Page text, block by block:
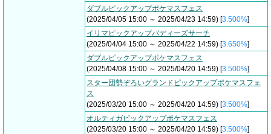
ダブルピックアップポケマスフェス
(2025/04/05 15:00 ～ 2025/04/23 14:59) [3.500%]
イリマピックアップバディーズサーチ
(2025/04/04 15:00 ～ 2025/04/22 14:59) [3.650%]
ダブルピックアップポケマスフェス
(2025/04/08 15:00 ～ 2025/04/20 14:59) [3.500%]
スター団勢ぞろいグランドピックアップポケマスフェ
ス
(2025/03/20 15:00 ～ 2025/04/20 14:59) [3.500%]
オルティガピックアップポケマスフェス
(2025/03/20 15:00 ～ 2025/04/20 14:59) [3.500%]